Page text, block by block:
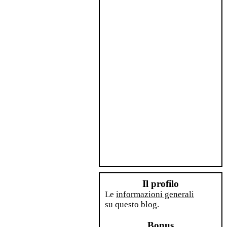
Il profilo
Le informazioni generali
su questo blog.